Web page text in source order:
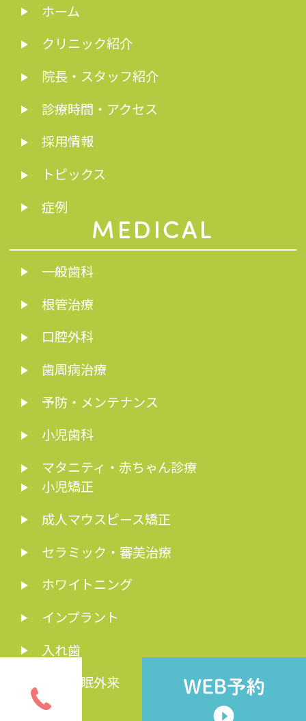
ホーム
クリニック紹介
院長・スタッフ紹介
診療時間・アクセス
採用情報
トピックス
症例
MEDICAL
一般歯科
根管治療
口腔外科
歯周病治療
予防・メンテナンス
小児歯科
マタニティ・赤ちゃん診療
小児矯正
成人マウスピース矯正
セラミック・審美治療
ホワイトニング
インプラント
入れ歯
歯科睡眠外来